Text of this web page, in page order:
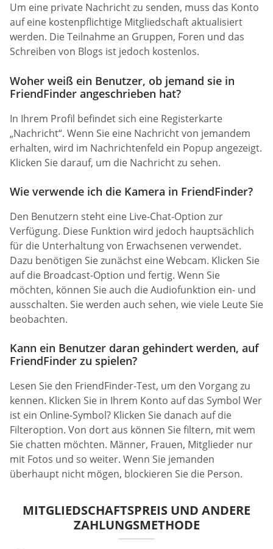
Um eine private Nachricht zu senden, muss das Konto
auf eine kostenpflichtige Mitgliedschaft aktualisiert
werden. Die Teilnahme an Gruppen, Foren und das
Schreiben von Blogs ist jedoch kostenlos.
Woher weiß ein Benutzer, ob jemand sie in
FriendFinder angeschrieben hat?
In Ihrem Profil befindet sich eine Registerkarte
„Nachricht“. Wenn Sie eine Nachricht von jemandem
erhalten, wird im Nachrichtenfeld ein Popup angezeigt.
Klicken Sie darauf, um die Nachricht zu sehen.
Wie verwende ich die Kamera in FriendFinder?
Den Benutzern steht eine Live-Chat-Option zur
Verfügung. Diese Funktion wird jedoch hauptsächlich
für die Unterhaltung von Erwachsenen verwendet.
Dazu benötigen Sie zunächst eine Webcam. Klicken Sie
auf die Broadcast-Option und fertig. Wenn Sie
möchten, können Sie auch die Audiofunktion ein- und
ausschalten. Sie werden auch sehen, wie viele Leute Sie
beobachten.
Kann ein Benutzer daran gehindert werden, auf
FriendFinder zu spielen?
Lesen Sie den FriendFinder-Test, um den Vorgang zu
kennen. Klicken Sie in Ihrem Konto auf das Symbol Wer
ist ein Online-Symbol? Klicken Sie danach auf die
Filteroption. Von dort aus können Sie filtern, mit wem
Sie chatten möchten. Männer, Frauen, Mitglieder nur
mit Fotos und so weiter. Wenn Sie jemanden
überhaupt nicht mögen, blockieren Sie die Person.
MITGLIEDSCHAFTSPREIS UND ANDERE
ZAHLUNGSMETHODE